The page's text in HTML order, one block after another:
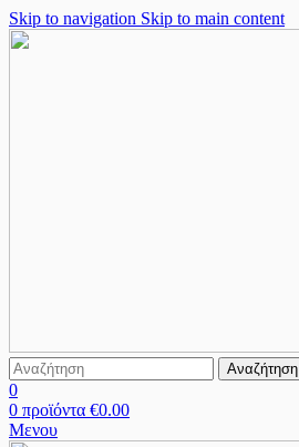
Skip to navigation Skip to main content
Αναζήτηση
0
0 προϊόντα €0.00
Μενου